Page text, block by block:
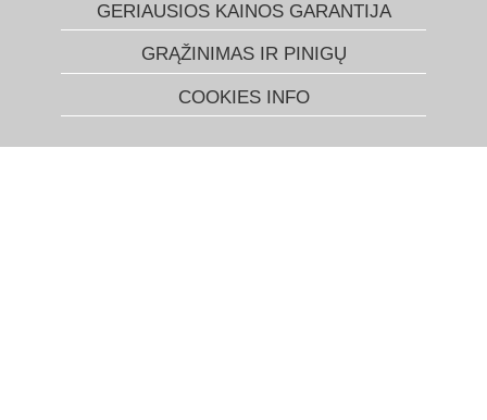
GERIAUSIOS KAINOS GARANTIJA
GRĄŽINIMAS IR PINIGŲ
COOKIES INFO